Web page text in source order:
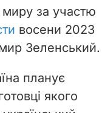
миру за участю
восени 2023
Зеленський.
планує
якого